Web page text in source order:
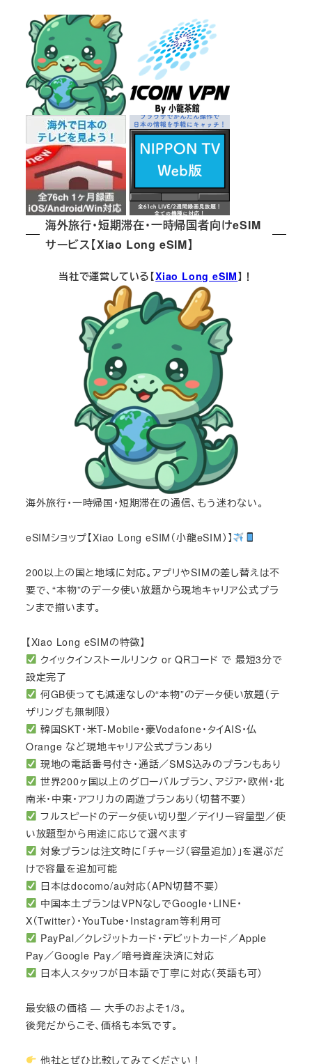
海外旅行・短期滞在・一時帰国者向けeSIM
サービス【Xiao Long eSIM】
当社で運営している【Xiao Long eSIM】！
海外旅行・一時帰国・短期滞在の通信、もう迷わない。
eSIMショップ【Xiao Long eSIM（小龍eSIM）】
200以上の国と地域に対応。アプリやSIMの差し替えは不
要で、“本物”のデータ使い放題から現地キャリア公式プラ
ンまで揃います。
【Xiao Long eSIMの特徴】
クイックインストールリンク or QRコード で 最短3分で
設定完了
何GB使っても減速なしの“本物”のデータ使い放題（テ
ザリングも無制限）
韓国SKT・米T-Mobile・豪Vodafone・タイAIS・仏
Orange など現地キャリア公式プランあり
現地の電話番号付き・通話／SMS込みのプランもあり
世界200ヶ国以上のグローバルプラン、アジア・欧州・北
南米・中東・アフリカの周遊プランあり（切替不要）
フルスピードのデータ使い切り型／デイリー容量型／使
い放題型から用途に応じて選べます
対象プランは注文時に「チャージ（容量追加）」を選ぶだ
けで容量を追加可能
日本はdocomo/au対応（APN切替不要）
中国本土プランはVPNなしでGoogle・LINE・
X（Twitter）・YouTube・Instagram等利用可
PayPal／クレジットカード・デビットカード／Apple
Pay／Google Pay／暗号資産決済に対応
日本人スタッフが日本語で丁寧に対応（英語も可）
最安級の価格 — 大手のおよそ1/3。
後発だからこそ、価格も本気です。
他社とぜひ比較してみてください！